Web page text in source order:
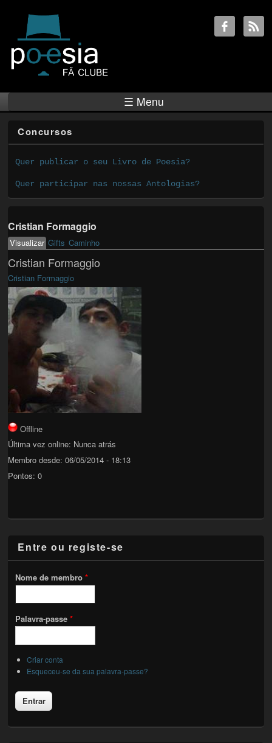
☰ Menu
Concursos
Quer publicar o seu Livro de Poesia?
Quer participar nas nossas Antologias?
Cristian Formaggio
Primary tabs
Visualizar(active tab)
Gifts Caminho
Cristian Formaggio
Cristian Formaggio
Offline
Última vez online: Nunca atrás
Membro desde: 06/05/2014 - 18:13
Pontos: 0
Entre ou registe-se
Nome de membro*
Palavra-passe*
Criar conta
Esqueceu-se da sua palavra-passe?